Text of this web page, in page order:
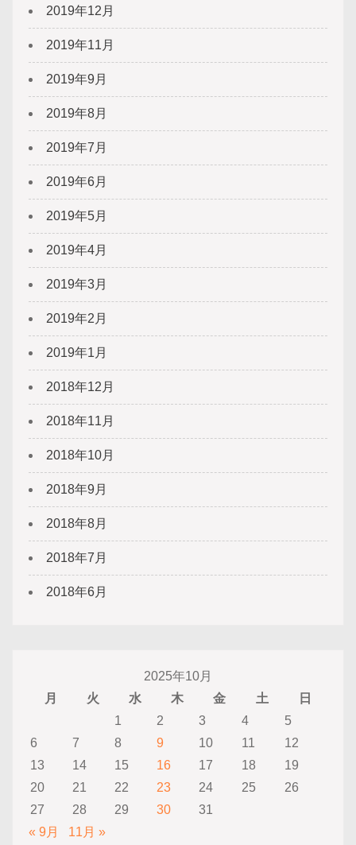
2019年12月
2019年11月
2019年9月
2019年8月
2019年7月
2019年6月
2019年5月
2019年4月
2019年3月
2019年2月
2019年1月
2018年12月
2018年11月
2018年10月
2018年9月
2018年8月
2018年7月
2018年6月
2025年10月
月
火 水 木 金 土
日
1
2 3 4
5
6
7 8 9 10 11
12
13
14 15 16 17 18
19
20
21 22 23 24 25
26
27
28 29 30
31
« 9月
11月 »